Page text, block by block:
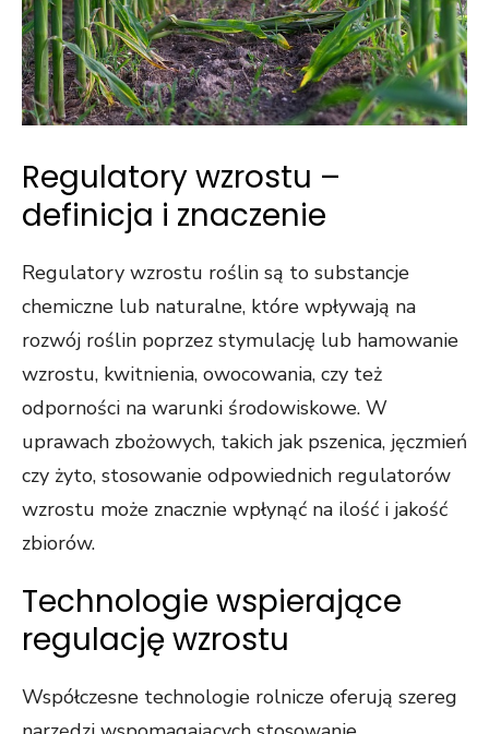
Regulatory wzrostu –
definicja i znaczenie
Regulatory wzrostu roślin są to substancje
chemiczne lub naturalne, które wpływają na
rozwój roślin poprzez stymulację lub hamowanie
wzrostu, kwitnienia, owocowania, czy też
odporności na warunki środowiskowe. W
uprawach zbożowych, takich jak pszenica, jęczmień
czy żyto, stosowanie odpowiednich regulatorów
wzrostu może znacznie wpłynąć na ilość i jakość
zbiorów.
Technologie wspierające
regulację wzrostu
Współczesne technologie rolnicze oferują szereg